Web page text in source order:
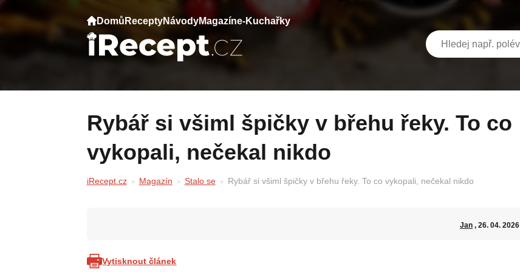
Domů ReceptyNávodyMagazíne-Kuchařky
Rybář si všiml špičky v břehu řeky. To co
vykopali, nečekal nikdo
iRecept.cz Magazín Stalo se Rybář si všiml špičky v břehu řeky. To co vykopali, nečekal nikdo
Jan, 26. 04. 2026
Vytisknout článek